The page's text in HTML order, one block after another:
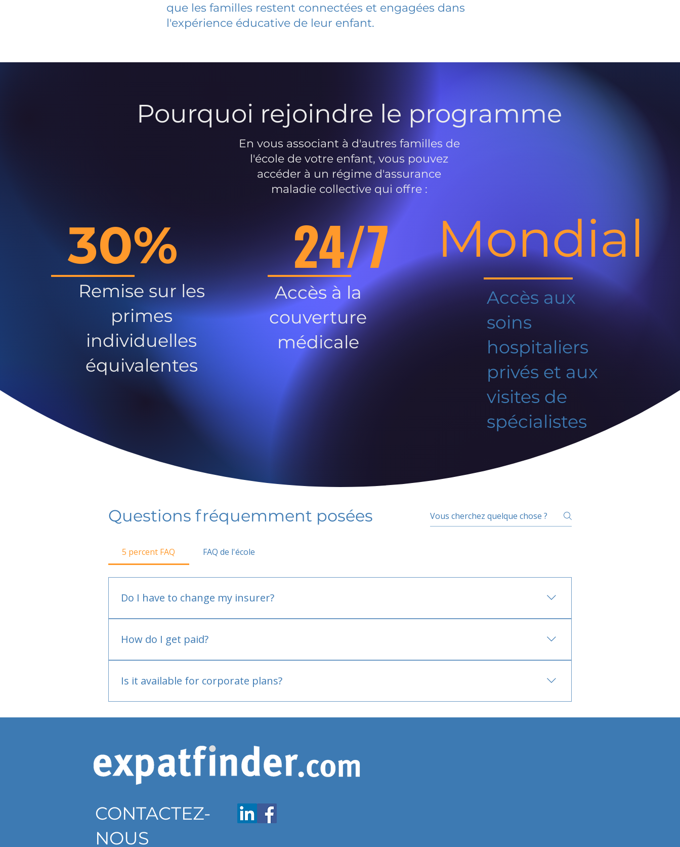
que les familles restent connectées et engagées dans
l'expérience éducative de leur enfant.
Pourquoi rejoindre le programme
En vous associant à d'autres familles de
l'école de votre enfant, vous pouvez
accéder à un régime d'assurance
maladie collective qui offre :
30%
Remise sur les
primes
individuelles
équivalentes
24/7
Accès à la
couverture
médicale
Mondial
Accès aux
soins
hospitaliers
privés et aux
visites de
spécialistes
Questions fréquemment posées
5 percent FAQ FAQ de l'école
Do I have to change my insurer?
How do I get paid?
Is it available for corporate plans?
CONTACTEZ-
NOUS